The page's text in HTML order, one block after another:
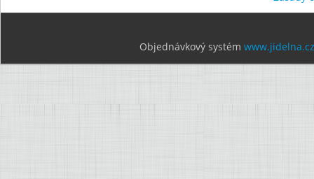
Objednávkový systém www.jidelna.cz